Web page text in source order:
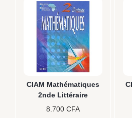
CIAM Mathématiques
2nde Littéraire
8.700 CFA